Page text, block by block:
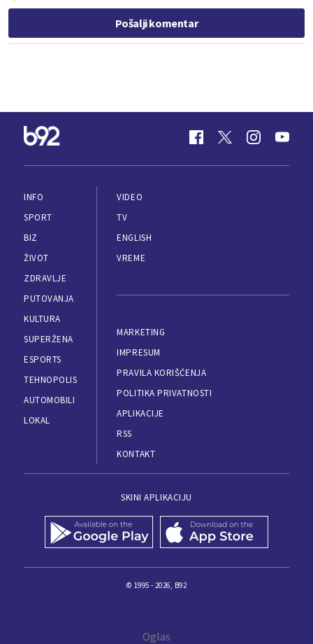
Pošalji komentar
INFO
SPORT
BIZ
ŽIVOT
ZDRAVLJE
PUTOVANJA
KULTURA
SUPERŽENA
ESPORTS
TEHNOPOLIS
AUTOMOBILI
LOKAL
VIDEO
TV
ENGLISH
VREME
MARKETING
IMPRESUM
PRAVILA KORIŠĆENJA
POLITIKA PRIVATNOSTI
APLIKACIJE
RSS
KONTAKT
SKINI APLIKACIJU
© 1995 - 2026, B92